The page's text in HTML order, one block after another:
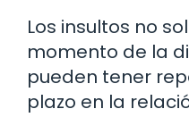
Los insultos no
momento de la
pueden tener
plazo en la